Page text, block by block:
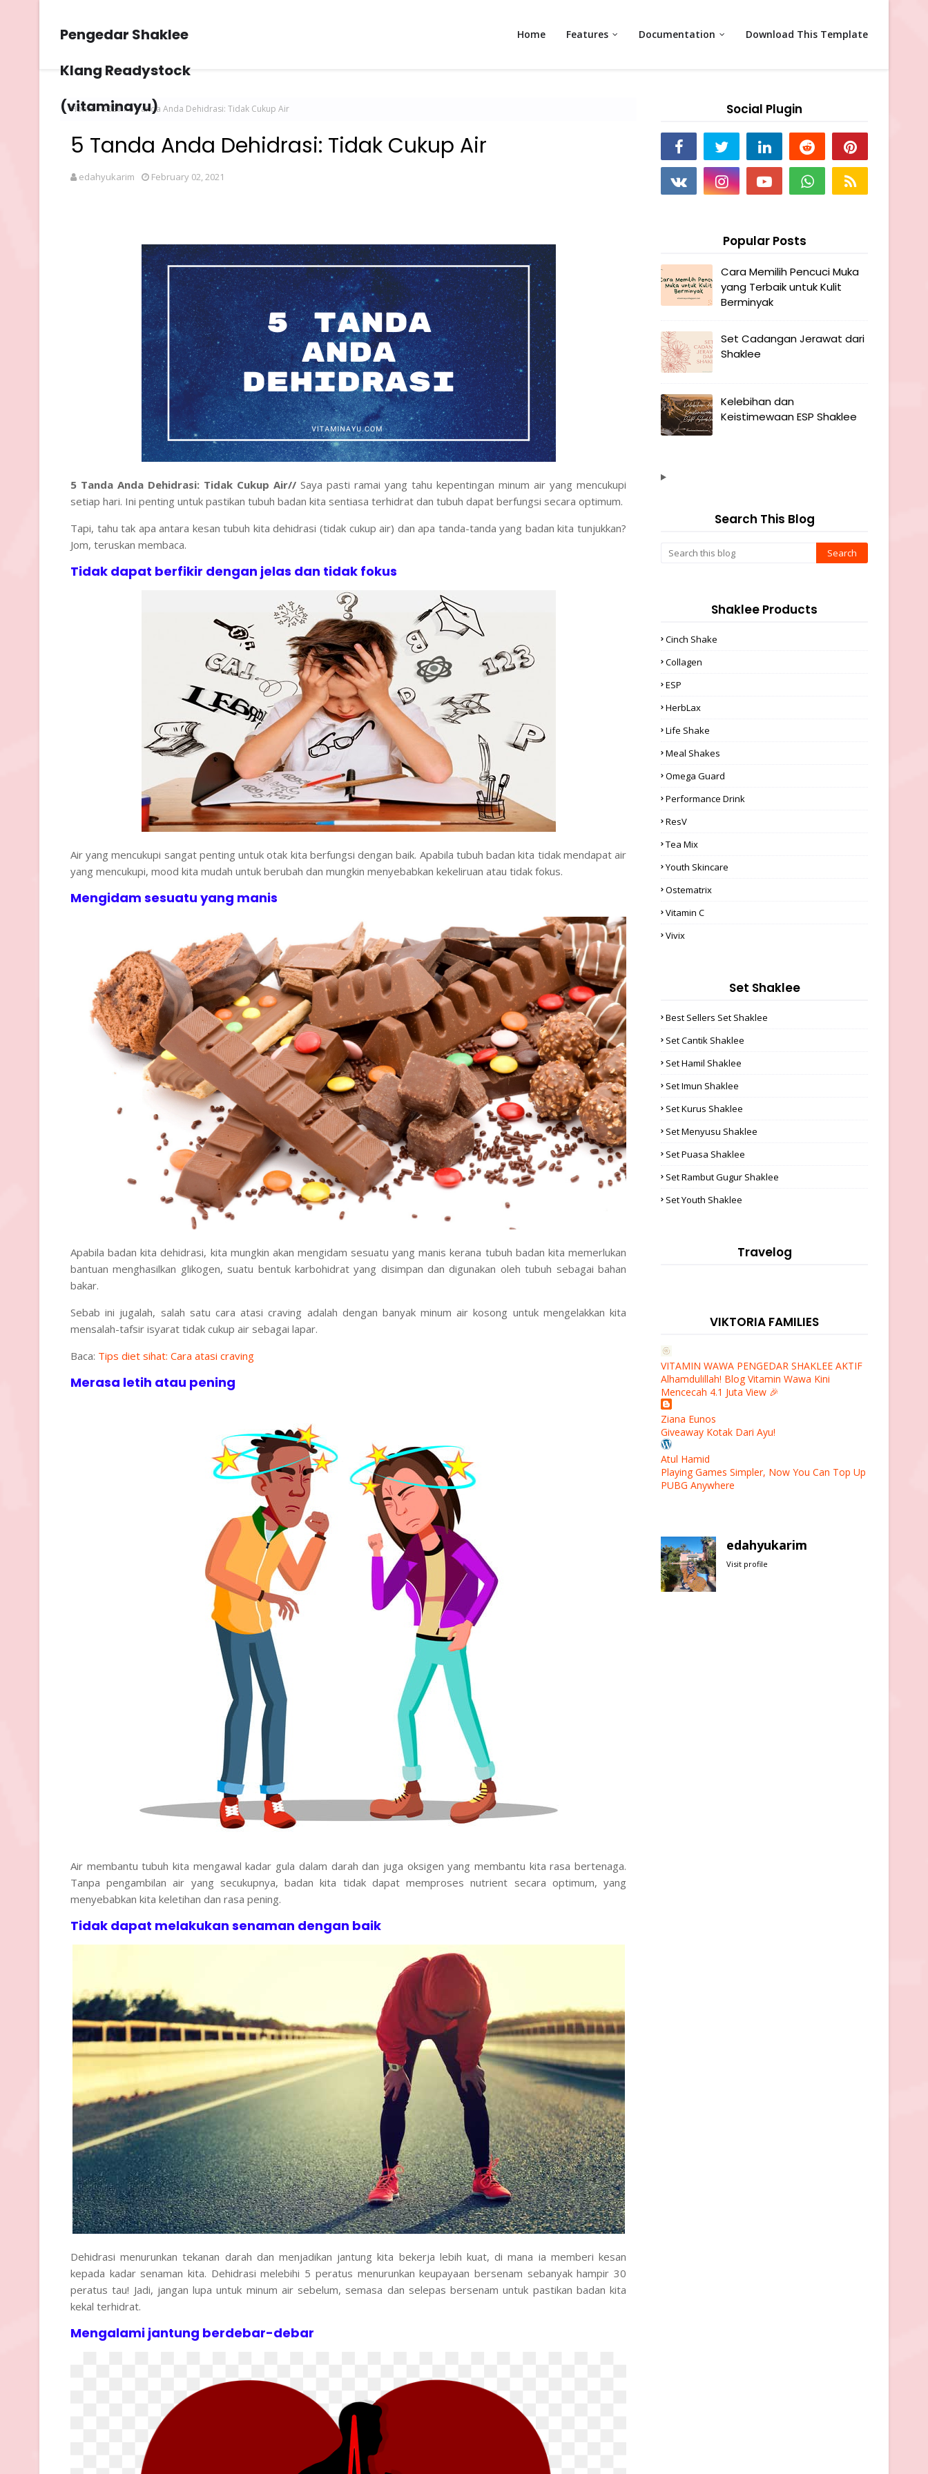
Pengedar Shaklee
Klang Readystock
(vitaminayu)
Home Features Documentation Download This Template
Home 2021 5 Tanda Anda Dehidrasi: Tidak Cukup Air
5 Tanda Anda Dehidrasi: Tidak Cukup Air
edahyukarim February 02, 2021
5 Tanda Anda Dehidrasi: Tidak Cukup Air// Saya pasti ramai yang tahu kepentingan minum air yang mencukupi
setiap hari. Ini penting untuk pastikan tubuh badan kita sentiasa terhidrat dan tubuh dapat berfungsi secara optimum.
Tapi, tahu tak apa antara kesan tubuh kita dehidrasi (tidak cukup air) dan apa tanda-tanda yang badan kita tunjukkan?
Jom, teruskan membaca.
Tidak dapat berfikir dengan jelas dan tidak fokus
Air yang mencukupi sangat penting untuk otak kita berfungsi dengan baik. Apabila tubuh badan kita tidak mendapat air
yang mencukupi, mood kita mudah untuk berubah dan mungkin menyebabkan kekeliruan atau tidak fokus.
Mengidam sesuatu yang manis
Apabila badan kita dehidrasi, kita mungkin akan mengidam sesuatu yang manis kerana tubuh badan kita memerlukan
bantuan menghasilkan glikogen, suatu bentuk karbohidrat yang disimpan dan digunakan oleh tubuh sebagai bahan
bakar.
Sebab ini jugalah, salah satu cara atasi craving adalah dengan banyak minum air kosong untuk mengelakkan kita
mensalah-tafsir isyarat tidak cukup air sebagai lapar.
Baca: Tips diet sihat: Cara atasi craving
Merasa letih atau pening
Air membantu tubuh kita mengawal kadar gula dalam darah dan juga oksigen yang membantu kita rasa bertenaga.
Tanpa pengambilan air yang secukupnya, badan kita tidak dapat memproses nutrient secara optimum, yang
menyebabkan kita keletihan dan rasa pening.
Tidak dapat melakukan senaman dengan baik
Dehidrasi menurunkan tekanan darah dan menjadikan jantung kita bekerja lebih kuat, di mana ia memberi kesan
kepada kadar senaman kita. Dehidrasi melebihi 5 peratus menurunkan keupayaan bersenam sebanyak hampir 30
peratus tau! Jadi, jangan lupa untuk minum air sebelum, semasa dan selepas bersenam untuk pastikan badan kita
kekal terhidrat.
Mengalami jantung berdebar-debar
Social Plugin
Popular Posts
Cara Memilih Pencuci Muka
yang Terbaik untuk Kulit
Berminyak
Set Cadangan Jerawat dari
Shaklee
Kelebihan dan
Keistimewaan ESP Shaklee
Search This Blog
Shaklee Products
Cinch Shake
Collagen
ESP
HerbLax
Life Shake
Meal Shakes
Omega Guard
Performance Drink
ResV
Tea Mix
Youth Skincare
Ostematrix
Vitamin C
Vivix
Set Shaklee
Best Sellers Set Shaklee
Set Cantik Shaklee
Set Hamil Shaklee
Set Imun Shaklee
Set Kurus Shaklee
Set Menyusu Shaklee
Set Puasa Shaklee
Set Rambut Gugur Shaklee
Set Youth Shaklee
Travelog
VIKTORIA FAMILIES
VITAMIN WAWA PENGEDAR SHAKLEE AKTIF
Alhamdulillah! Blog Vitamin Wawa Kini
Mencecah 4.1 Juta View 🎉
Ziana Eunos
Giveaway Kotak Dari Ayu!
Atul Hamid
Playing Games Simpler, Now You Can Top Up
PUBG Anywhere
edahyukarim
Visit profile